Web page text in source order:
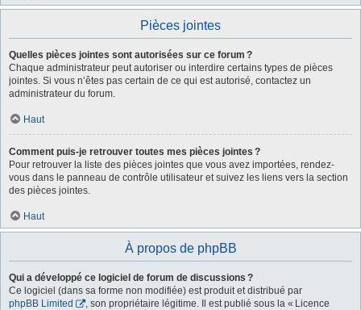
Pièces jointes
Quelles pièces jointes sont autorisées sur ce forum ?
Chaque administrateur peut autoriser ou interdire certains types de pièces
jointes. Si vous n’êtes pas certain de ce qui est autorisé, contactez un
administrateur du forum.
Haut
Comment puis-je retrouver toutes mes pièces jointes ?
Pour retrouver la liste des pièces jointes que vous avez importées, rendez-
vous dans le panneau de contrôle utilisateur et suivez les liens vers la section
des pièces jointes.
Haut
À propos de phpBB
Qui a développé ce logiciel de forum de discussions ?
Ce logiciel (dans sa forme non modifiée) est produit et distribué par
phpBB Limited
, son propriétaire légitime. Il est publié sous la « Licence